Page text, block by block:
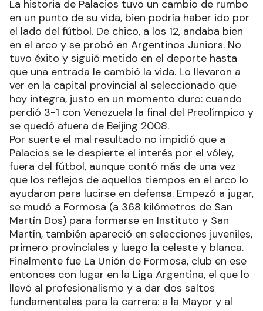
La historia de Palacios tuvo un cambio de rumbo
en un punto de su vida, bien podría haber ido por
el lado del fútbol. De chico, a los 12, andaba bien
en el arco y se probó en Argentinos Juniors. No
tuvo éxito y siguió metido en el deporte hasta
que una entrada le cambió la vida. Lo llevaron a
ver en la capital provincial al seleccionado que
hoy integra, justo en un momento duro: cuando
perdió 3-1 con Venezuela la final del Preolímpico y
se quedó afuera de Beijing 2008.
Por suerte el mal resultado no impidió que a
Palacios se le despierte el interés por el vóley,
fuera del fútbol, aunque contó más de una vez
que los reflejos de aquellos tiempos en el arco lo
ayudaron para lucirse en defensa. Empezó a jugar,
se mudó a Formosa (a 368 kilómetros de San
Martín Dos) para formarse en Instituto y San
Martín, también apareció en selecciones juveniles,
primero provinciales y luego la celeste y blanca.
Finalmente fue La Unión de Formosa, club en ese
entonces con lugar en la Liga Argentina, el que lo
llevó al profesionalismo y a dar dos saltos
fundamentales para la carrera: a la Mayor y al